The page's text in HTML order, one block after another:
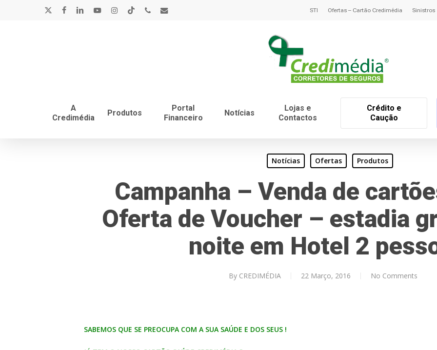
instagram
tiktok
STI Ofertas – Cartão Credimédia Sinistros
A
Credimédia
Produtos
Portal
Financeiro
Notícias
Lojas e
Contactos
Crédito e
Caução
Notícias Ofertas Produtos
Campanha – Venda de
Oferta de Voucher – estadia
noite em Hotel 2
By CREDIMÉDIA 22 Março, 2016 No Comments
SABEMOS QUE SE PREOCUPA COM A SUA SAÚDE E DOS SEUS !